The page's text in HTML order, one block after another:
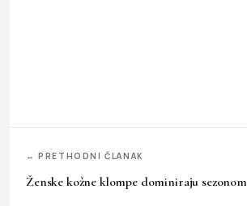
← PRETHODNI ČLANAK
Ženske kožne klompe dominiraju sezonom